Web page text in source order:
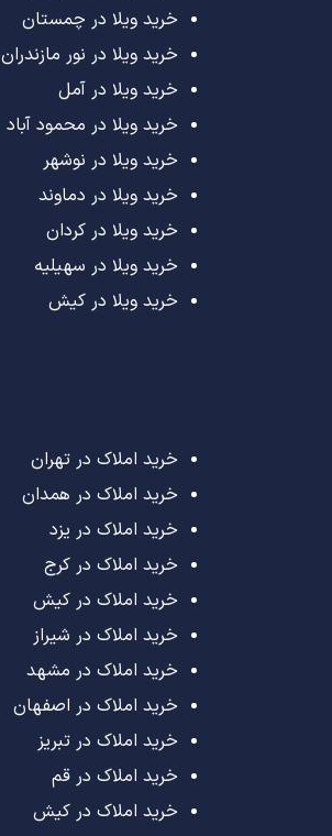
خرید ویلا در چمستان
خرید ویلا در نور مازندران
خرید ویلا در آمل
خرید ویلا در محمود آباد
خرید ویلا در نوشهر
خرید ویلا در دماوند
خرید ویلا در کردان
خرید ویلا در سهیلیه
خرید ویلا در کیش
خرید املاک در تهران
خرید املاک در همدان
خرید املاک در یزد
خرید املاک در کرج
خرید املاک در کیش
خرید املاک در شیراز
خرید املاک در مشهد
خرید املاک در اصفهان
خرید املاک در تبریز
خرید املاک در قم
خرید املاک در کیش